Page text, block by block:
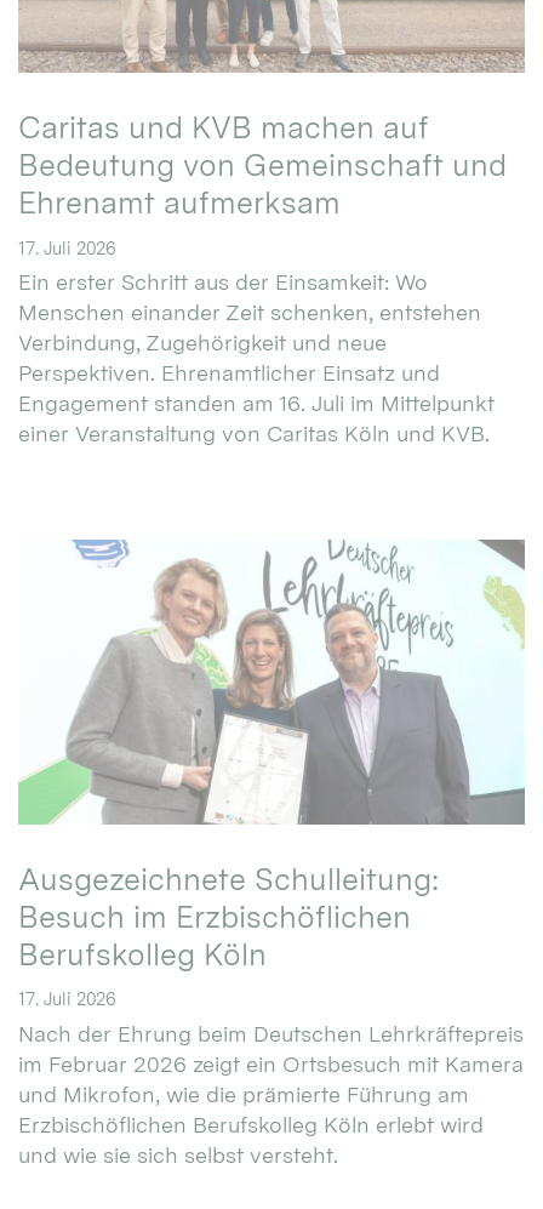
Caritas und KVB machen auf
Bedeutung von Gemeinschaft und
Ehrenamt aufmerksam
17. Juli 2026
Ein erster Schritt aus der Einsamkeit: Wo
Menschen einander Zeit schenken, entstehen
Verbindung, Zugehörigkeit und neue
Perspektiven. Ehrenamtlicher Einsatz und
Engagement standen am 16. Juli im Mittelpunkt
einer Veranstaltung von Caritas Köln und KVB.
Ausgezeichnete Schulleitung:
Besuch im Erzbischöflichen
Berufskolleg Köln
17. Juli 2026
Nach der Ehrung beim Deutschen Lehrkräftepreis
im Februar 2026 zeigt ein Ortsbesuch mit Kamera
und Mikrofon, wie die prämierte Führung am
Erzbischöflichen Berufskolleg Köln erlebt wird
und wie sie sich selbst versteht.